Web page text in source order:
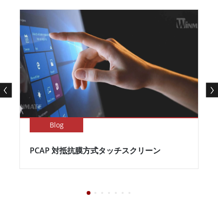
Blog
PCAP 対抵抗膜方式タッチスクリーン